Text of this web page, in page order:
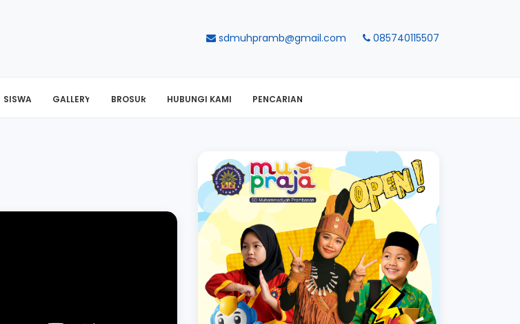
sdmuhpramb@gmail.com 085740115507
SISWA GALLERY BROSUR HUBUNGI KAMI PENCARIAN